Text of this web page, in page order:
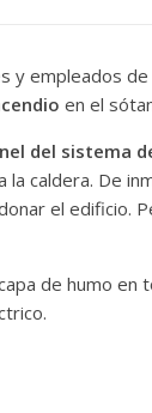
y empleados
en el
del sistema
caldera. De
el edificio.
de humo